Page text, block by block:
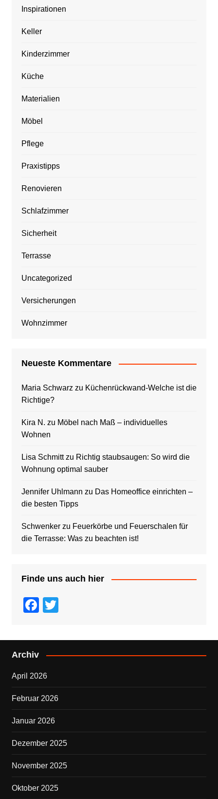
Inspirationen
Keller
Kinderzimmer
Küche
Materialien
Möbel
Pflege
Praxistipps
Renovieren
Schlafzimmer
Sicherheit
Terrasse
Uncategorized
Versicherungen
Wohnzimmer
Neueste Kommentare
Maria Schwarz zu Küchenrückwand-Welche ist die
Richtige?
Kira N. zu Möbel nach Maß – individuelles
Wohnen
Lisa Schmittzu Richtig staubsaugen: So wird die
Wohnung optimal sauber
Jennifer Uhlmann zu Das Homeoffice einrichten –
die besten Tipps
Schwenkerzu Feuerkörbe und Feuerschalen für
die Terrasse: Was zu beachten ist!
Finde uns auch hier
F
c
e
o
o
k
tt
er
Archiv
April 2026
Februar 2026
Januar 2026
Dezember 2025
November 2025
Oktober 2025